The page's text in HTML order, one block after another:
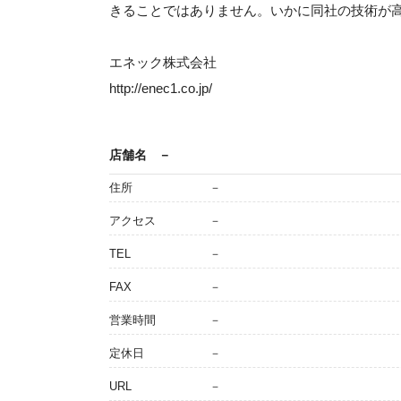
きることではありません。いかに同社の技術が
エネック株式会社
http://enec1.co.jp/
店舗名 －
住所 －
アクセス －
TEL －
FAX －
営業時間 －
定休日 －
URL －